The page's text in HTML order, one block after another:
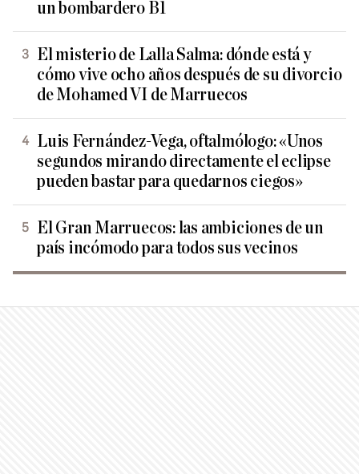
un bombardero B1
El misterio de Lalla Salma: dónde está y
cómo vive ocho años después de su divorcio
de Mohamed VI de Marruecos
Luis Fernández-Vega, oftalmólogo: «Unos
segundos mirando directamente el eclipse
pueden bastar para quedarnos ciegos»
El Gran Marruecos: las ambiciones de un
país incómodo para todos sus vecinos